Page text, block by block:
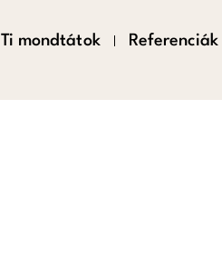
Ti mondtátok Referenciák